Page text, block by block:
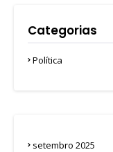
Categorias
Política
setembro 2025